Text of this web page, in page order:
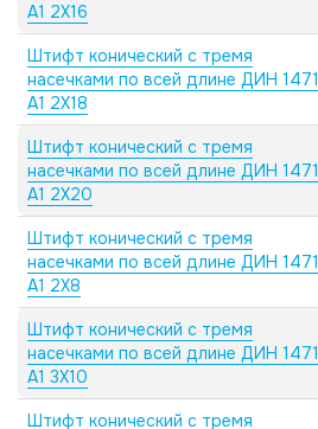
А1 2X16
Штифт конический с тремя
насечками по всей длине ДИН 1471
А1 2X18
Штифт конический с тремя
насечками по всей длине ДИН 1471
А1 2X20
Штифт конический с тремя
насечками по всей длине ДИН 1471
А1 2X8
Штифт конический с тремя
насечками по всей длине ДИН 1471
А1 3X10
Штифт конический с тремя